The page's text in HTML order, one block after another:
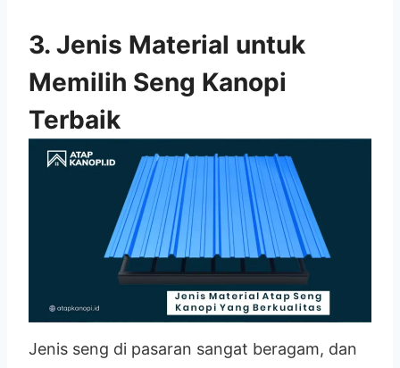
3. Jenis Material untuk
Memilih Seng Kanopi
Terbaik
Jenis seng di pasaran sangat beragam, dan